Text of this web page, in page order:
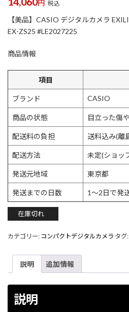
円 税込
【美品】CASIO デジタルカメラ
EX-ZS25 #LE2027225
商品情報
項目
ブランド CASIO
商品の状態 目立った傷
配送料の負担 送料込み(離
配送方法 未定(ショッ
発送元地域 東京都
発送までの日数 1〜2日で発
在庫切れ
カテゴリー: コンパクトデジタルカメラ タグ:
説明 追加情報
説明